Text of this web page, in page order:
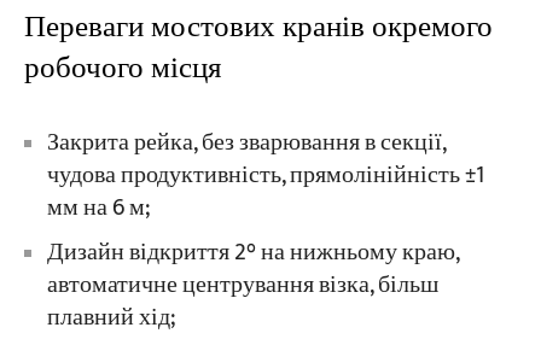
Переваги мостових кранів окремого
робочого місця
Закрита рейка, без зварювання в секції,
чудова продуктивність, прямолінійність ±1
мм на 6 м;
Дизайн відкриття 2° на нижньому краю,
автоматичне центрування візка, більш
плавний хід;